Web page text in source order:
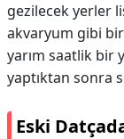
gezilecek yerler
akvaryum gibi
yarım saatlik bir
yaptıktan sonra
Eski